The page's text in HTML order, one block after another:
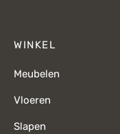
WINKEL
Meubelen
Vloeren
Slapen